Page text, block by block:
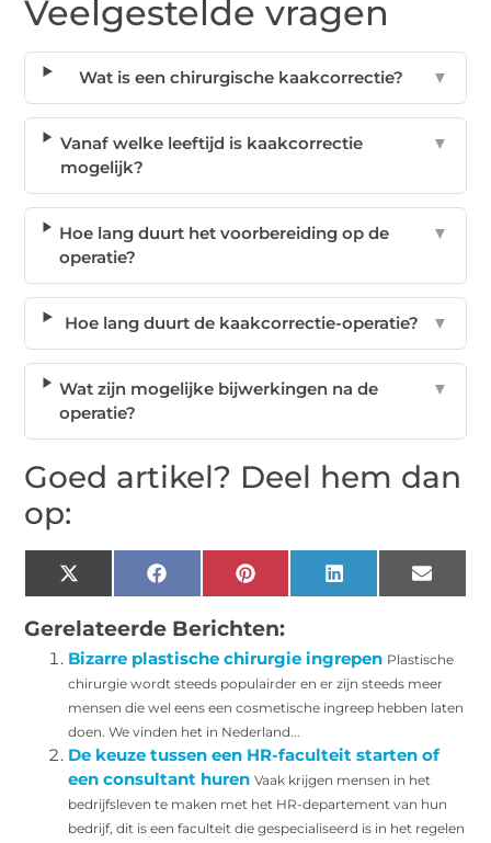
Veelgestelde vragen
Wat is een chirurgische kaakcorrectie? ▼
Vanaf welke leeftijd is kaakcorrectie
mogelijk?
▼
Hoe lang duurt het voorbereiding op de
operatie?
▼
Hoe lang duurt de kaakcorrectie-operatie? ▼
Wat zijn mogelijke bijwerkingen na de
operatie?
▼
Goed artikel? Deel hem dan
op:
X
(Twitter)
Facebook Pinterest LinkedIn Email
Gerelateerde Berichten:
Bizarre plastische chirurgie ingrepen Plastische
chirurgie wordt steeds populairder en er zijn steeds meer
mensen die wel eens een cosmetische ingreep hebben laten
doen. We vinden het in Nederland...
De keuze tussen een HR-faculteit starten of
een consultant huren Vaak krijgen mensen in het
bedrijfsleven te maken met het HR-departement van hun
bedrijf, dit is een faculteit die gespecialiseerd is in het regelen